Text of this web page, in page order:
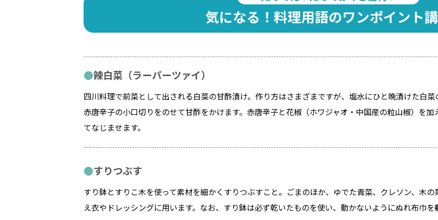
気になる！料理用語のワンポイント
辣白菜（ラーパーツァイ）
四川料理で前菜として出される白菜の甘酢漬け。作り方はさまざまですが、塩水にひと晩漬けた白
赤唐辛子の小口切りをのせて甘酢をかけます。赤唐辛子と花椒（ホワジャオ・中国産の粒山椒）を
てなじませます。
すりつぶす
すり鉢とすりこ木を使って素材を細かくすりつぶすこと。ごまのほか、ゆでた青菜、クレソン、木
え衣やドレッシングに用います。なお、すり鉢は必ず乾いたものを使い、動かないようにぬれ布巾を